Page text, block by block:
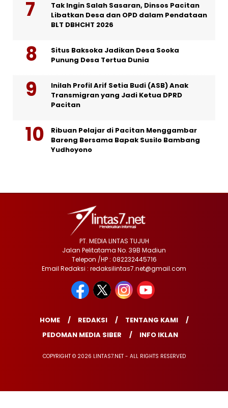
Tak Ingin Salah Sasaran, Dinsos Pacitan
Libatkan Desa dan OPD dalam Pendataan
BLT DBHCHT 2026
Situs Baksoka Jadikan Desa Sooka
Punung Desa Tertua Dunia
Inilah Profil Arif Setia Budi (ASB) Anak
Transmigran yang Jadi Ketua DPRD
Pacitan
Ribuan Pelajar di Pacitan Menggambar
Bareng Bersama Bapak Susilo Bambang
Yudhoyono
PT. MEDIA LINTAS TUJUH
Jalan Pelitatama No. 39B Madiun
Telepon /HP : 082232445716
Email Redaksi : redaksilintas7.net@gmail.com
HOME REDAKSI
TENTANG KAMI
PEDOMAN MEDIA SIBER
INFO IKLAN
COPYRIGHT © 2026 LINTAS7.NET - ALL RIGHTS RESERVED